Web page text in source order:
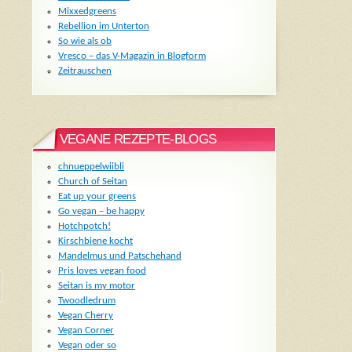
Mixxedgreens
Rebellion im Unterton
So wie als ob
Vresco – das V-Magazin in Blogform
Zeitrauschen
VEGANE REZEPTE-BLOGS
chnueppelwiibli
Church of Seitan
Eat up your greens
Go vegan – be happy
Hotchpotch!
Kirschbiene kocht
Mandelmus und Patschehand
Pris loves vegan food
Seitan is my motor
Twoodledrum
Vegan Cherry
Vegan Corner
Vegan oder so